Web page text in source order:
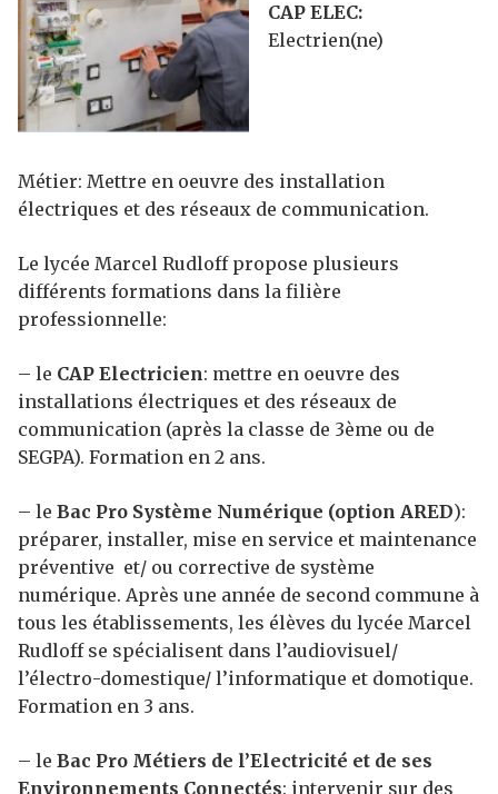
CAP ELEC:
Electrien(ne)
Métier: Mettre en oeuvre des installation
électriques et des réseaux de communication.
Le lycée Marcel Rudloff propose plusieurs
différents formations dans la filière
professionnelle:
– le CAP Electricien: mettre en oeuvre des
installations électriques et des réseaux de
communication (après la classe de 3ème ou de
SEGPA). Formation en 2 ans.
– le Bac Pro Système Numérique (option ARED):
préparer, installer, mise en service et maintenance
préventive et/ ou corrective de système
numérique. Après une année de second commune à
tous les établissements, les élèves du lycée Marcel
Rudloff se spécialisent dans l’audiovisuel/
l’électro-domestique/ l’informatique et domotique.
Formation en 3 ans.
– le Bac Pro Métiers de l’Electricité et de ses
Environnements Connectés: intervenir sur des